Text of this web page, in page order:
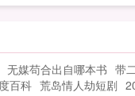
着你面对配
勇敢的站了出
无媒苟合出自哪本书 带
百科 荒岛情人劫短剧